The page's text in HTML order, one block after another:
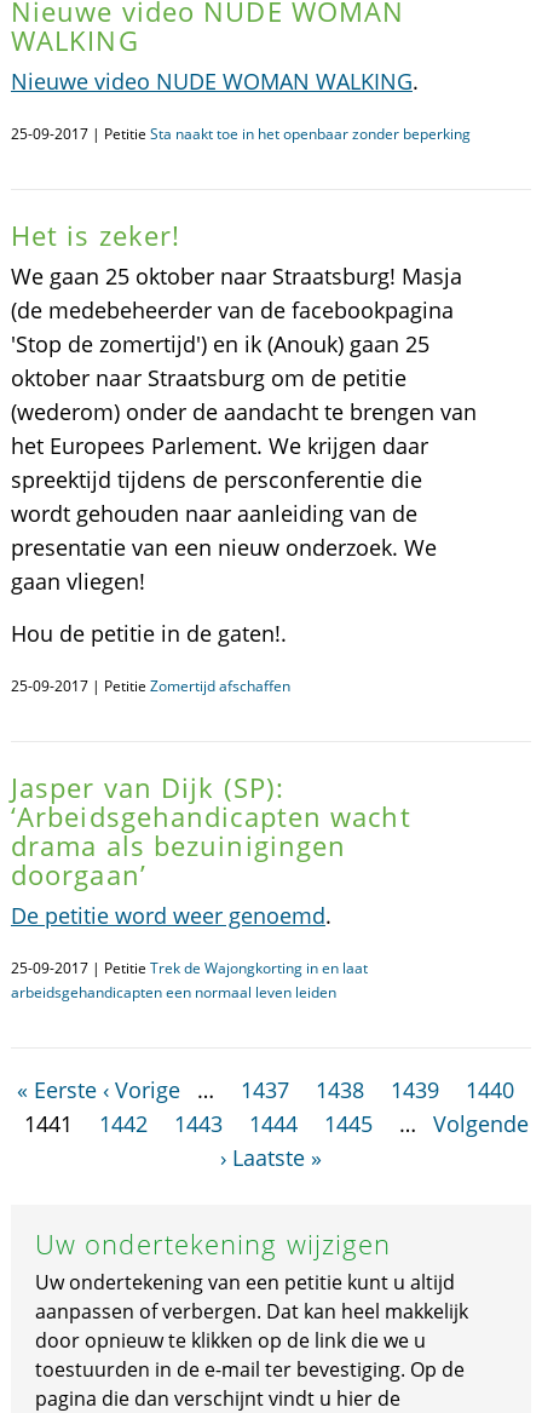
Nieuwe video NUDE WOMAN
WALKING
Nieuwe video NUDE WOMAN WALKING.
25-09-2017 | Petitie Sta naakt toe in het openbaar zonder beperking
Het is zeker!
We gaan 25 oktober naar Straatsburg! Masja
(de medebeheerder van de facebookpagina
'Stop de zomertijd') en ik (Anouk) gaan 25
oktober naar Straatsburg om de petitie
(wederom) onder de aandacht te brengen van
het Europees Parlement. We krijgen daar
spreektijd tijdens de persconferentie die
wordt gehouden naar aanleiding van de
presentatie van een nieuw onderzoek. We
gaan vliegen!
Hou de petitie in de gaten!.
25-09-2017 | Petitie Zomertijd afschaffen
Jasper van Dijk (SP):
‘Arbeidsgehandicapten wacht
drama als bezuinigingen
doorgaan’
De petitie word weer genoemd.
25-09-2017 | Petitie Trek de Wajongkorting in en laat
arbeidsgehandicapten een normaal leven leiden
« Eerste ‹ Vorige … 1437 1438 1439
1440
1441
1442 1443 1444 1445 …
Volgende
› Laatste »
Uw ondertekening wijzigen
Uw ondertekening van een petitie kunt u altijd
aanpassen of verbergen. Dat kan heel makkelijk
door opnieuw te klikken op de link die we u
toestuurden in de e-mail ter bevestiging. Op de
pagina die dan verschijnt vindt u hier de